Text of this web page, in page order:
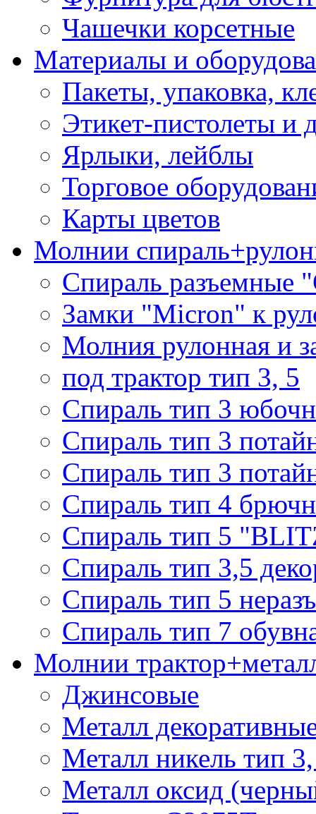
Чашечки корсетные
Материалы и
Пакеты, упаковка,
Этикет-пистолеты и
Ярлыки, лейблы
Торговое
Карты цветов
Молнии
Спираль разъемные
Замки "Micron" к
Молния рулонная и
под трактор тип 3, 5
Спираль тип 3
Спираль тип 3
Спираль тип 3
Спираль тип 4
Спираль тип 5
Спираль тип 3,5
Спираль тип 5
Спираль тип 7
Молнии
Джинсовые
Металл
Металл никель тип
Металл оксид